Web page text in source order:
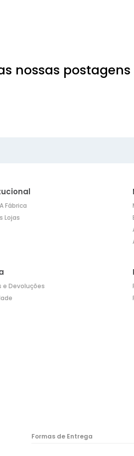
nossas postagens
Fábrica
Lojas
e Devoluções
Formas de Entrega